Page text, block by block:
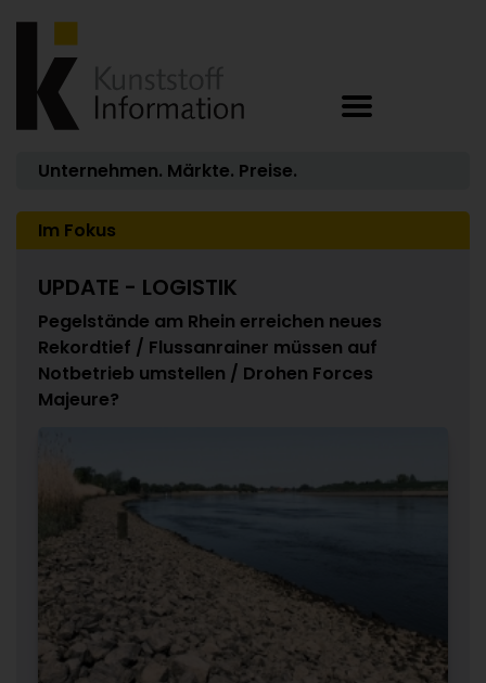
Unternehmen. Märkte. Preise.
Im Fokus
UPDATE - LOGISTIK
Pegelstände am Rhein erreichen neues
Rekordtief / Flussanrainer müssen auf
Notbetrieb umstellen / Drohen Forces
Majeure?